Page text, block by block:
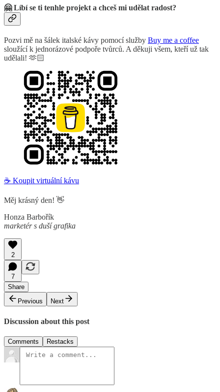
🤗 Líbí se ti tenhle projekt a chceš mi udělat radost?
Pozvi mě na šálek italské kávy pomocí služby Buy me a coffee
sloužící k jednorázové podpoře tvůrců. A děkuji všem, kteří už tak
udělali! 🫶🏻
☕ Koupit virtuální kávu
Měj krásný den! 👋
Honza Barbořík
marketér s duší grafika
2
7
Share
Previous
Next
Discussion about this post
Comments Restacks